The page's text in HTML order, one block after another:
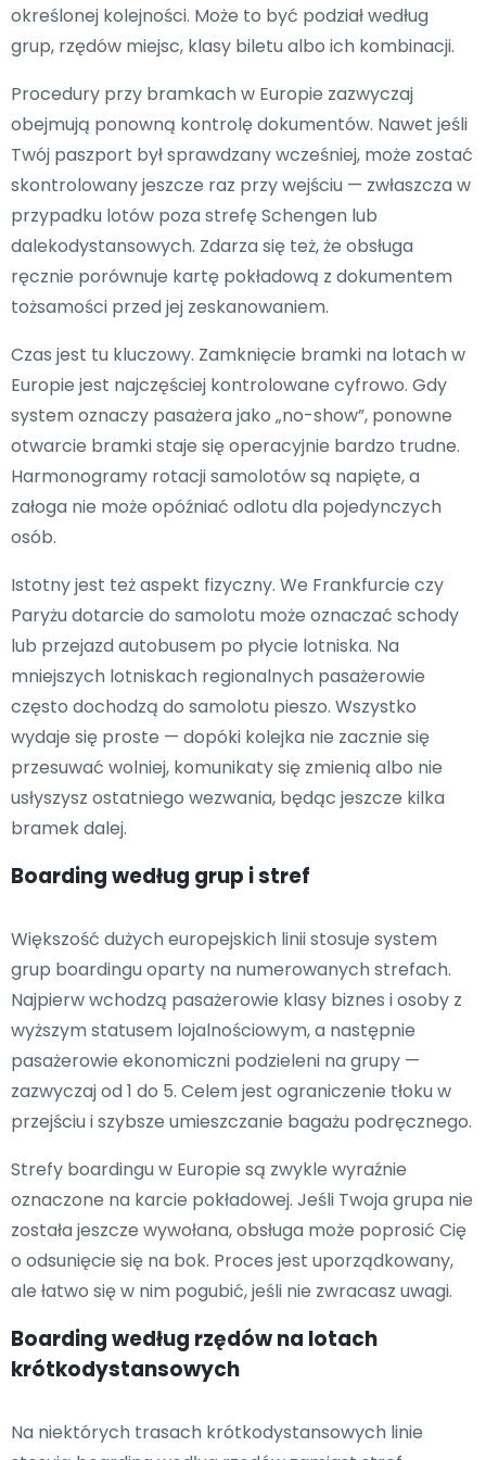
określonej kolejności. Może to być podział według
grup, rzędów miejsc, klasy biletu albo ich kombinacji.
Procedury przy bramkach w Europie zazwyczaj
obejmują ponowną kontrolę dokumentów. Nawet jeśli
Twój paszport był sprawdzany wcześniej, może zostać
skontrolowany jeszcze raz przy wejściu — zwłaszcza w
przypadku lotów poza strefę Schengen lub
dalekodystansowych. Zdarza się też, że obsługa
ręcznie porównuje kartę pokładową z dokumentem
tożsamości przed jej zeskanowaniem.
Czas jest tu kluczowy. Zamknięcie bramki na lotach w
Europie jest najczęściej kontrolowane cyfrowo. Gdy
system oznaczy pasażera jako „no-show”, ponowne
otwarcie bramki staje się operacyjnie bardzo trudne.
Harmonogramy rotacji samolotów są napięte, a
załoga nie może opóźniać odlotu dla pojedynczych
osób.
Istotny jest też aspekt fizyczny. We Frankfurcie czy
Paryżu dotarcie do samolotu może oznaczać schody
lub przejazd autobusem po płycie lotniska. Na
mniejszych lotniskach regionalnych pasażerowie
często dochodzą do samolotu pieszo. Wszystko
wydaje się proste — dopóki kolejka nie zacznie się
przesuwać wolniej, komunikaty się zmienią albo nie
usłyszysz ostatniego wezwania, będąc jeszcze kilka
bramek dalej.
Boarding według grup i stref
Większość dużych europejskich linii stosuje system
grup boardingu oparty na numerowanych strefach.
Najpierw wchodzą pasażerowie klasy biznes i osoby z
wyższym statusem lojalnościowym, a następnie
pasażerowie ekonomiczni podzieleni na grupy —
zazwyczaj od 1 do 5. Celem jest ograniczenie tłoku w
przejściu i szybsze umieszczanie bagażu podręcznego.
Strefy boardingu w Europie są zwykle wyraźnie
oznaczone na karcie pokładowej. Jeśli Twoja grupa nie
została jeszcze wywołana, obsługa może poprosić Cię
o odsunięcie się na bok. Proces jest uporządkowany,
ale łatwo się w nim pogubić, jeśli nie zwracasz uwagi.
Boarding według rzędów na lotach
krótkodystansowych
Na niektórych trasach krótkodystansowych linie